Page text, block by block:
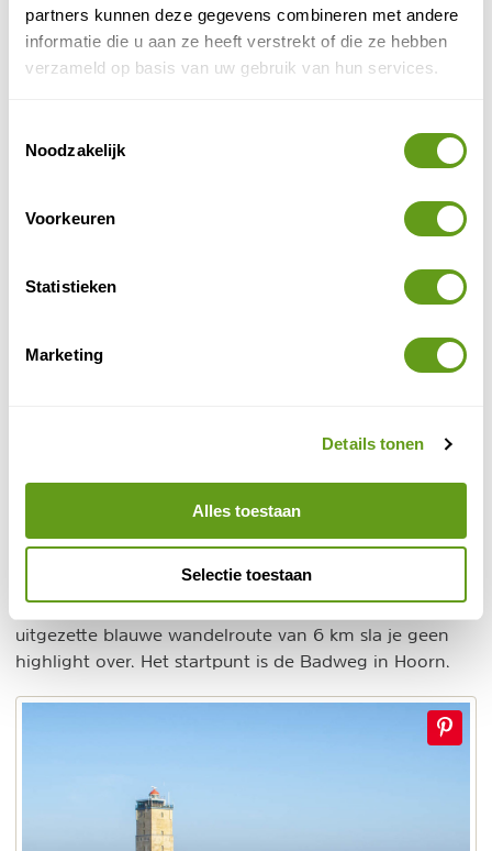
partners kunnen deze gegevens combineren met andere
informatie die u aan ze heeft verstrekt of die ze hebben
verzameld op basis van uw gebruik van hun services.
Noodzakelijk
Voorkeuren
Statistieken
Marketing
Details tonen
Alles toestaan
Selectie toestaan
Een goed startpunt voor deze lange wandeling is het
de winter open).
Kies je liever voor de beschutting van bos? Het
en als het gevroren heeft, is het gezellig druk bij de
ijsbaan! Pak ook zeker een stukje duin en
Noordzeestrand mee tijdens je wandeling. Tijdens de
uitgezette blauwe wandelroute van 6 km sla je geen
highlight over. Het startpunt is de Badweg in Hoorn.